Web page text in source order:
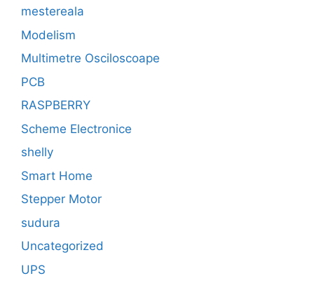
mestereala
Modelism
Multimetre Osciloscoape
PCB
RASPBERRY
Scheme Electronice
shelly
Smart Home
Stepper Motor
sudura
Uncategorized
UPS